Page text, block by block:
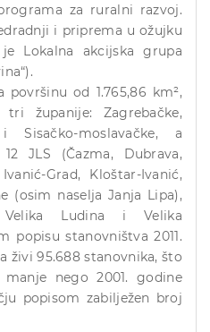
za ruralni razvoj.
i priprema u ožujku
Lokalna akcijska grupa
površinu od 1.765,86 km²,
županije: Zagrebačke,
i Sisačko-moslavačke, a
JLS (Čazma, Dubrava,
Grad, Kloštar-Ivanić,
(osim naselja Janja Lipa),
Velika Ludina i Velika
popisu stanovništva 2011.
živi 95.688 stanovnika, što
nego 2001. godine
popisom zabilježen broj